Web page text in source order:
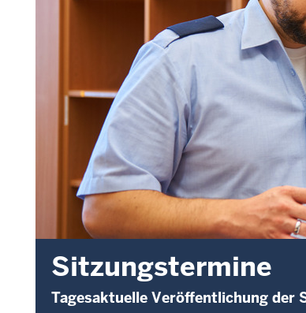
Sitzungstermine
Tagesaktuelle Veröffentlichung der